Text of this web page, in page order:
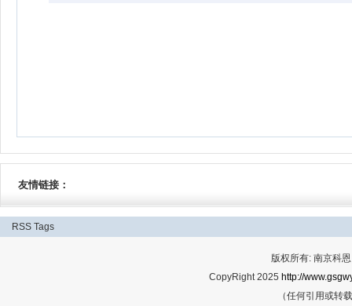
友情链接：
RSS Tags
版权所有: 南京科
CopyRight 2025 http://
（任何引用或转